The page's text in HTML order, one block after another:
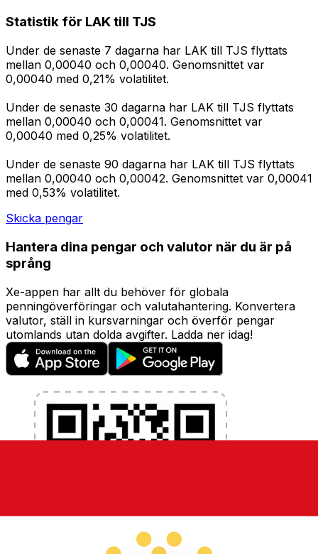
Statistik för LAK till TJS
Under de senaste 7 dagarna har LAK till TJS flyttats
mellan 0,00040 och 0,00040. Genomsnittet var
0,00040 med 0,21% volatilitet.
Under de senaste 30 dagarna har LAK till TJS flyttats
mellan 0,00040 och 0,00041. Genomsnittet var
0,00040 med 0,25% volatilitet.
Under de senaste 90 dagarna har LAK till TJS flyttats
mellan 0,00040 och 0,00042. Genomsnittet var 0,00041
med 0,53% volatilitet.
Skicka pengar
Hantera dina pengar och valutor när du är på
språng
Xe-appen har allt du behöver för globala
penningöverföringar och valutahantering. Konvertera
valutor, ställ in kursvarningar och överför pengar
utomlands utan dolda avgifter. Ladda ner idag!